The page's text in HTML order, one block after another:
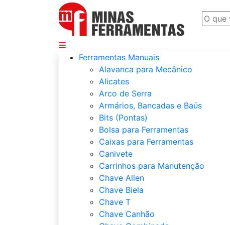
Ferramentas Manuais
Alavanca para Mecânico
Alicates
Arco de Serra
Armários, Bancadas e Baús
Bits (Pontas)
Bolsa para Ferramentas
Caixas para Ferramentas
Canivete
Carrinhos para Manutenção
Chave Allen
Chave Biela
Chave T
Chave Canhão